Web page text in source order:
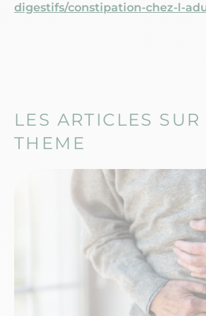
digestifs/constipation-chez-l-
LES ARTICLES
THEME